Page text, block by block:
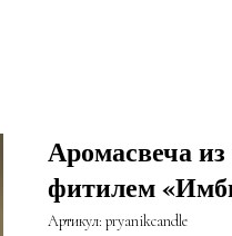
Аромасвеча
фитилем
Артикул: pryanikcandle